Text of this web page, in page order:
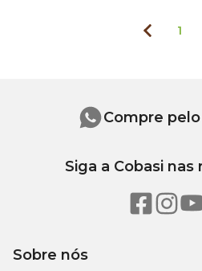
1
Sobre nós
Compre
Siga a Cobasi nas